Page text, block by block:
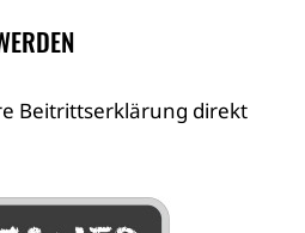
Beitrittserklärung direkt